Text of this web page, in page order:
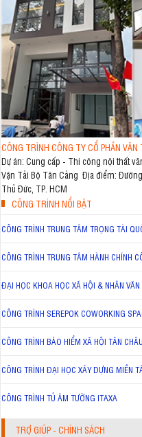
CÔNG TRÌNH CÔNG TY CỔ PHẦN VẬN
Dự án: Cung cấp - Thi công nội thất
Vận Tải Bộ Tân Cảng Địa điểm:
Thủ Đức, TP. HCM
CÔNG TRÌNH NỔI BẬT
CÔNG TRÌNH TRUNG TÂM TRỌNG TÀI
CÔNG TRÌNH TRUNG TÂM HÀNH CHÍNH
ĐẠI HỌC KHOA HỌC XÃ HỘI & NHÂN VĂN
CÔNG TRÌNH SEREPOK COWORKING
CÔNG TRÌNH BẢO HIỂM XÃ HỘI TÂN
CÔNG TRÌNH ĐẠI HỌC XÂY DỰNG MIỀN
CÔNG TRÌNH TỦ ÂM TƯỜNG ITAXA
TRỢ GIÚP - CHÍNH SÁCH